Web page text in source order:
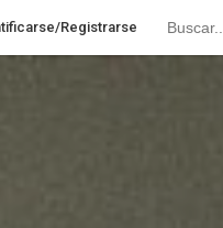
Registrarse